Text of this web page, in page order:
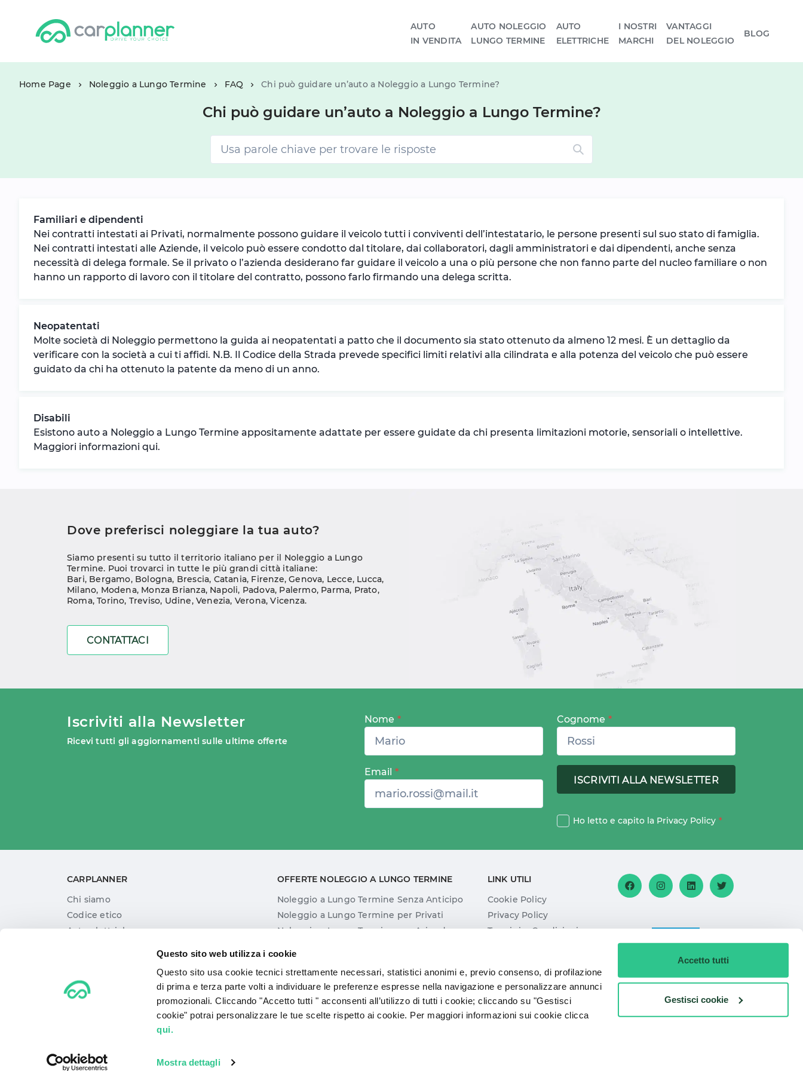
Questo sito web utilizza i cookie
Questo sito usa cookie tecnici strettamente necessari, statistici anonimi e, previo consenso, di profilazione
di prima e terza parte volti a individuare le preferenze espresse nella navigazione e personalizzare annunci
promozionali. Cliccando "Accetto tutti " acconsenti all’utilizzo di tutti i cookie; cliccando su "Gestisci
cookie" potrai personalizzare le tue scelte rispetto ai cookie. Per maggiori informazioni sui cookie clicca
qui.
Mostra dettagli
Accetto tutti
Gestisci cookie
AUTO
IN VENDITA
AUTO NOLEGGIO
LUNGO TERMINE
AUTO
ELETTRICHE
I NOSTRI
MARCHI
VANTAGGI
DEL NOLEGGIO
BLOG
Home Page Noleggio a Lungo Termine FAQ Chi può guidare un’auto a Noleggio a Lungo Termine?
Chi può guidare un’auto a Noleggio a Lungo Termine?
Familiari e dipendenti
Nei contratti intestati ai Privati, normalmente possono guidare il veicolo tutti i conviventi dell’intestatario, le persone presenti sul suo stato di famiglia.
Nei contratti intestati alle Aziende, il veicolo può essere condotto dal titolare, dai collaboratori, dagli amministratori e dai dipendenti, anche senza
necessità di delega formale. Se il privato o l’azienda desiderano far guidare il veicolo a una o più persone che non fanno parte del nucleo familiare o non
hanno un rapporto di lavoro con il titolare del contratto, possono farlo firmando una delega scritta.
Neopatentati
Molte società di Noleggio permettono la guida ai neopatentati a patto che il documento sia stato ottenuto da almeno 12 mesi. È un dettaglio da
verificare con la società a cui ti affidi. N.B. Il Codice della Strada prevede specifici limiti relativi alla cilindrata e alla potenza del veicolo che può essere
guidato da chi ha ottenuto la patente da meno di un anno.
Disabili
Esistono auto a Noleggio a Lungo Termine appositamente adattate per essere guidate da chi presenta limitazioni motorie, sensoriali o intellettive.
Maggiori informazioni qui.
Dove preferisci noleggiare la tua auto?
Siamo presenti su tutto il territorio italiano per il Noleggio a Lungo
Termine. Puoi trovarci in tutte le più grandi città italiane:
Bari, Bergamo, Bologna, Brescia, Catania, Firenze, Genova, Lecce, Lucca
Milano, Modena, Monza Brianza, Napoli, Padova, Palermo, Parma, Prato ,
Roma, Torino, Treviso, Udine, Venezia, Verona, Vicenza.
CONTATTACI
Iscriviti alla Newsletter
Ricevi tutti gli aggiornamenti sulle ultime offerte
Nome * Cognome *
Email *
Ho letto e capito la Privacy Policy *
CARPLANNER
Chi siamo
Codice etico
Auto elettriche
Offerte Noleggio a Lungo Termine
Vantaggi del Noleggio
OFFERTE NOLEGGIO A LUNGO TERMINE
Noleggio a Lungo Termine Senza Anticipo
Noleggio a Lungo Termine per Privati
Noleggio a Lungo Termine per Aziende
Noleggio a Lungo Termine Smart
LINK UTILI
Cookie Policy
Privacy Policy
Termini e Condizioni
CarPlanner è un marchio registrato di Daicar Ltd | Daicar Srl Via Del Porto Fluviale, 1/C 00154 ROMA - P.IVA: 14570951005